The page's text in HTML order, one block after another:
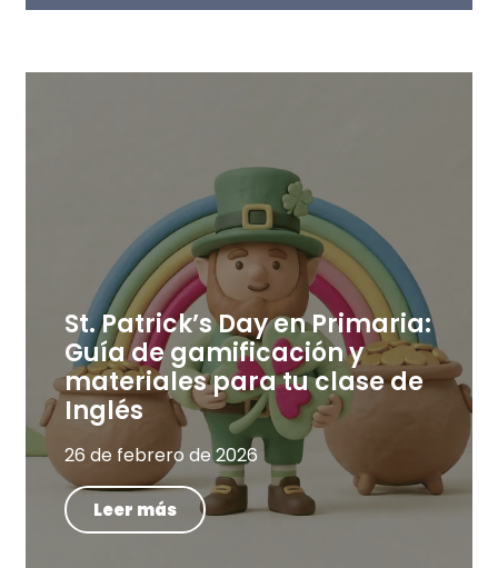
St. Patrick’s Day en Primaria:
Guía de gamificación y
materiales para tu clase de
Inglés
26 de febrero de 2026
Leer más